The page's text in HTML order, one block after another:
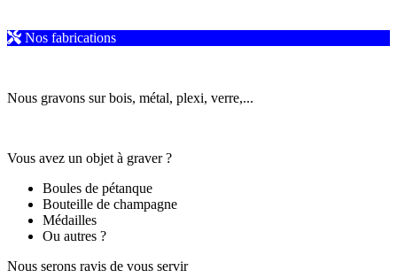
Nos fabrications
Nous gravons sur bois, métal, plexi, verre,...
Vous avez un objet à graver ?
Boules de pétanque
Bouteille de champagne
Médailles
Ou autres ?
Nous serons ravis de vous servir